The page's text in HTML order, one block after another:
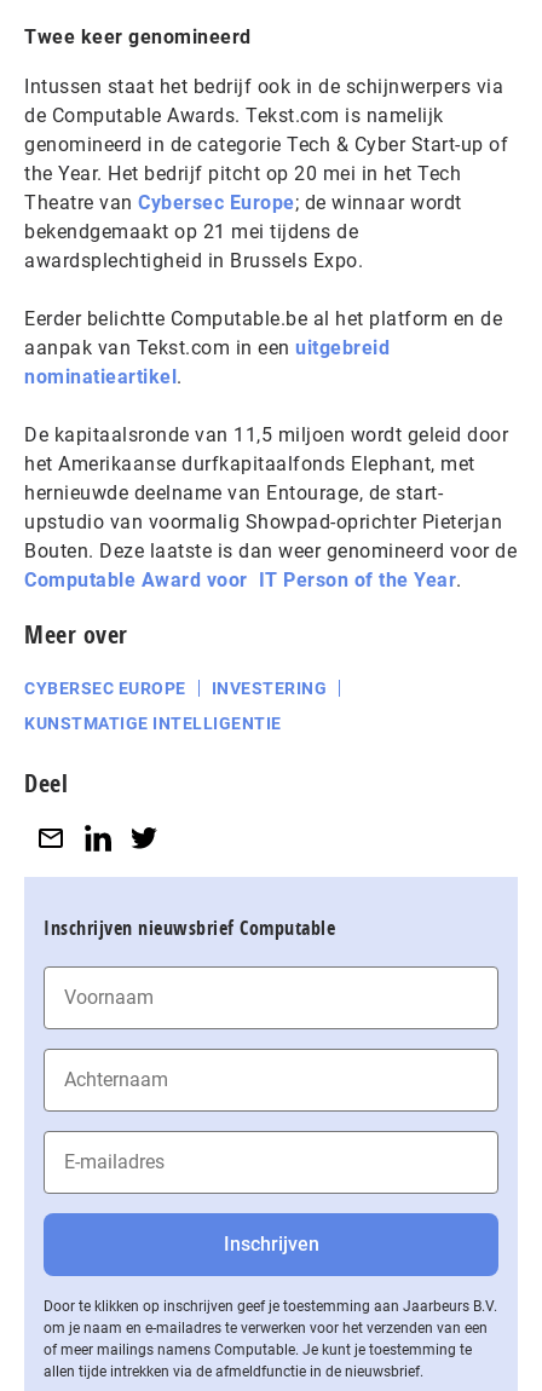
Twee keer genomineerd
Intussen staat het bedrijf ook in de schijnwerpers via
de Computable Awards. Tekst.com is namelijk
genomineerd in de categorie Tech & Cyber Start-up of
the Year. Het bedrijf pitcht op 20 mei in het Tech
Theatre van Cybersec Europe; de winnaar wordt
bekendgemaakt op 21 mei tijdens de
awardsplechtigheid in Brussels Expo.
Eerder belichtte Computable.be al het platform en de
aanpak van Tekst.com in een uitgebreid
nominatieartikel .
De kapitaalsronde van 11,5 miljoen wordt geleid door
het Amerikaanse durfkapitaalfonds Elephant, met
hernieuwde deelname van Entourage, de start-
upstudio van voormalig Showpad-oprichter Pieterjan
Bouten. Deze laatste is dan weer genomineerd voor de
Computable Award voor IT Person of the Year.
Meer over
CYBERSEC EUROPE
INVESTERING
KUNSTMATIGE INTELLIGENTIE
Deel
Inschrijven nieuwsbrief Computable
Door te klikken op inschrijven geef je toestemming aan Jaarbeurs B.V.
om je naam en e-mailadres te verwerken voor het verzenden van een
of meer mailings namens Computable. Je kunt je toestemming te
allen tijde intrekken via de af­meld­func­tie in de nieuwsbrief.